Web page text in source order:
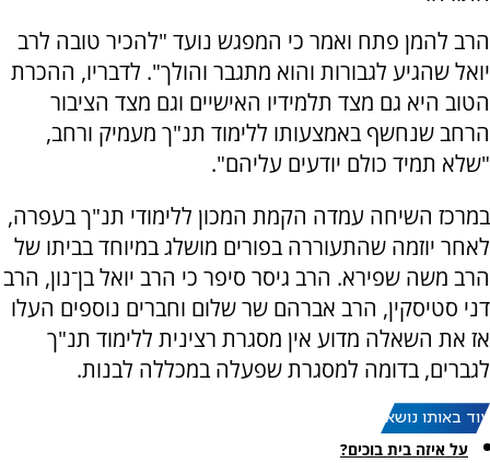
הרב להמן פתח ואמר כי המפגש נועד "להכיר טובה לרב
יואל שהגיע לגבורות והוא מתגבר והולך". לדבריו, ההכרת
הטוב היא גם מצד תלמידיו האישיים וגם מצד הציבור
הרחב שנחשף באמצעותו ללימוד תנ"ך מעמיק ורחב,
"שלא תמיד כולם יודעים עליהם".
במרכז השיחה עמדה הקמת המכון ללימודי תנ"ך בעפרה,
לאחר יוזמה שהתעוררה בפורים מושלג במיוחד בביתו של
הרב משה שפירא. הרב גיסר סיפר כי הרב יואל בן־נון, הרב
דני סטיסקין, הרב אברהם שר שלום וחברים נוספים העלו
אז את השאלה מדוע אין מסגרת רצינית ללימוד תנ"ך
לגברים, בדומה למסגרת שפעלה במכללה לבנות.
עוד באותו נושא:
על איזה בית בוכים?